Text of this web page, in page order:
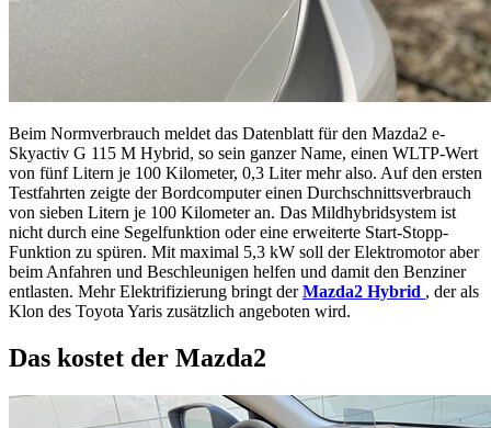
Beim Normverbrauch meldet das Datenblatt für den Mazda2 e-
Skyactiv G 115 M Hybrid, so sein ganzer Name, einen WLTP-Wert
von fünf Litern je 100 Kilometer, 0,3 Liter mehr also. Auf den ersten
Testfahrten zeigte der Bordcomputer einen Durchschnittsverbrauch
von sieben Litern je 100 Kilometer an. Das Mildhybridsystem ist
nicht durch eine Segelfunktion oder eine erweiterte Start-Stopp-
Funktion zu spüren. Mit maximal 5,3 kW soll der Elektromotor aber
beim Anfahren und Beschleunigen helfen und damit den Benziner
entlasten. Mehr Elektrifizierung bringt derMazda2 Hybrid , der als
Klon des Toyota Yaris zusätzlich angeboten wird.
Das kostet der Mazda2